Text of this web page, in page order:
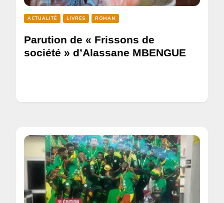
ACTUALITÉ LIVRES ROMAN
Parution de « Frissons de
société » d’Alassane MBENGUE